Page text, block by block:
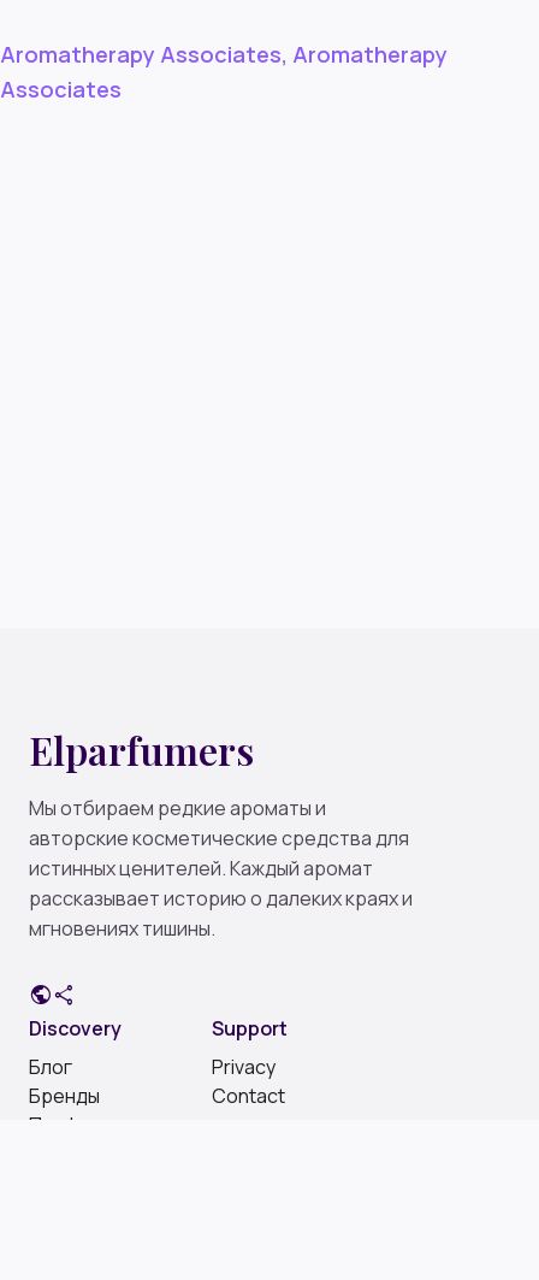
Aromatherapy Associates, Aromatherapy
Associates
Elparfumers
Мы отбираем редкие ароматы и
авторские косметические средства для
истинных ценителей. Каждый аромат
рассказывает историю о далеких краях и
мгновениях тишины.
publicshare
Discovery
Блог
Бренды
Парфюмерия
Support
Privacy
Contact